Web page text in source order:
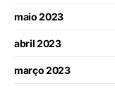
maio 2023
abril 2023
março 2023